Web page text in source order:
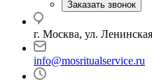
Заказать звонок
г. Москва, ул.
info@mosritualservice.ru